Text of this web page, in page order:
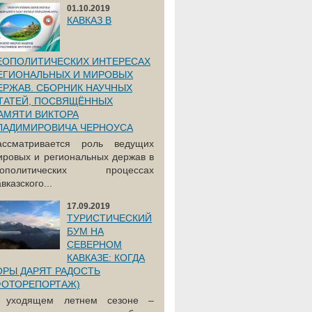
01.10.2019
КАВКАЗ В
ИНТЕРЕСАХ
И МИРОВЫХ
СБОРНИК НАУЧНЫХ
ПОСВЯЩЁННЫХ
ВИКТОРА
ЧЕРНОУСА
роль ведущих
и региональных держав в
процессах
17.09.2019
ТУРИСТИЧЕСКИЙ
БУМ НА
СЕВЕРНОМ
КАВКАЗЕ: КОГДА
ДАРЯТ РАДОСТЬ
летнем сезоне –